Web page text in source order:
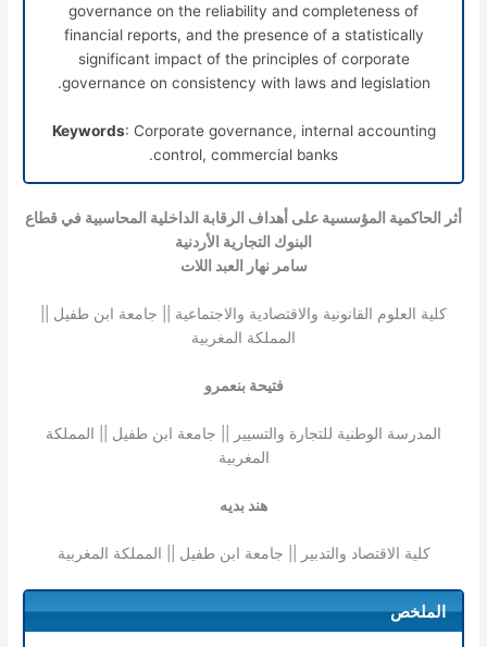
governance on the reliability and completeness of
financial reports, and the presence of a statistically
significant impact of the principles of corporate
governance on consistency with laws and legislation.
Keywords: Corporate governance, internal accounting
control, commercial banks.
أثر الحاكمية المؤسسية على أهداف الرقابة الداخلية المحاسبية في قطاع
البنوك التجارية الأردنية
سامر نهار العبد اللات
كلية العلوم القانونية والاقتصادية والاجتماعية || جامعة ابن طفيل ||
المملكة المغربية
فتيحة بنعمرو
المدرسة الوطنية للتجارة والتسيير || جامعة ابن طفيل || المملكة
المغربية
هند بديه
كلية الاقتصاد والتدبير || جامعة ابن طفيل || المملكة المغربية
الملخص